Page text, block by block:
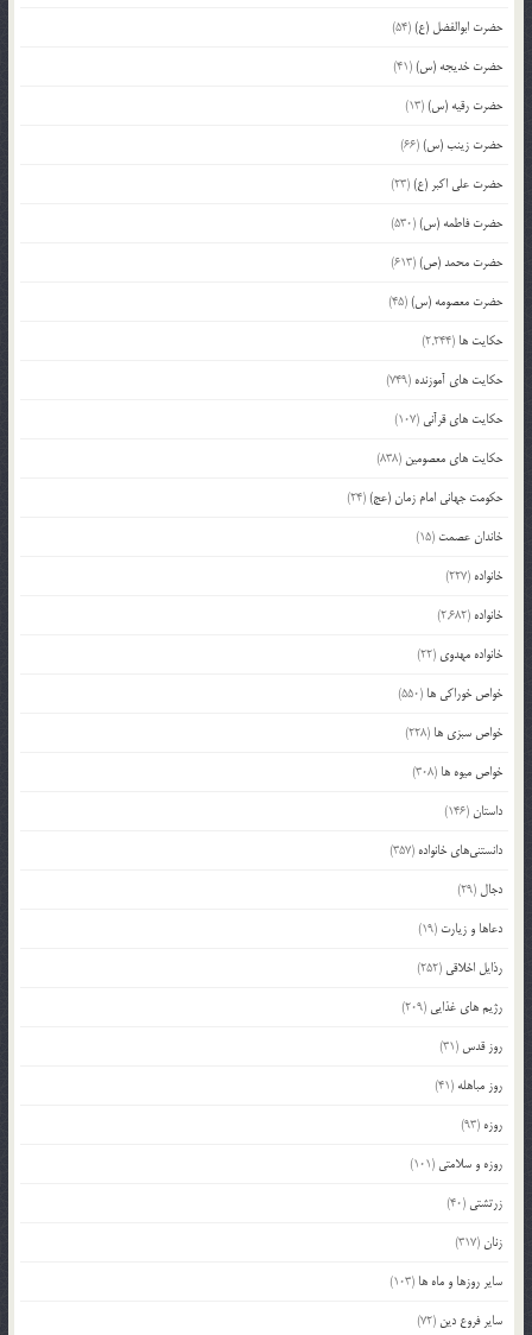
حضرت ابوالفضل (ع)(54)
حضرت خدیجه (س)(41)
حضرت رقیه (س)(13)
حضرت زینب (س)(66)
حضرت علی اکبر (ع)(23)
حضرت فاطمه (س)(530)
حضرت محمد (ص)(613)
حضرت معصومه (س)(45)
حکایت ها (2,244)
حکایت های آموزنده (749)
حکایت های قرآنی (107)
حکایت های معصومین (838)
حکومت جهانی امام زمان (عج)(24)
خاندان عصمت (15)
خانواده (227)
خانواده (2,682)
خانواده مهدوی (22)
خواص خوراکی ها (550)
خواص سبزی ها (228)
خواص میوه ها (308)
داستان(146)
دانستنی‌های خانواده (357)
دجال (29)
دعاها و زیارت (19)
رذایل اخلاقی (252)
رژیم های غذایی (209)
روز قدس (31)
روز مباهله (41)
روزه (93)
روزه و سلامتی (101)
زرتشتی (40)
زنان(317)
سایر روزها و ماه ها (103)
سایر فروع دین (72)